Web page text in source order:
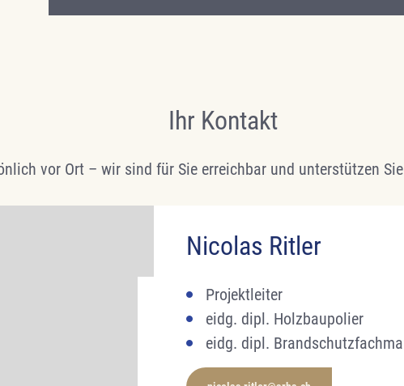
Ihr Kontakt
vor Ort – wir sind für Sie erreichbar und unterstützen
Nicolas Ritler
Projektleiter
eidg. dipl. Holzbaupolier
eidg. dipl.